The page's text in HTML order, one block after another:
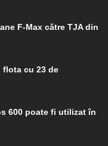
F-Max către TJA din
flota cu 23 de
600 poate fi utilizat în